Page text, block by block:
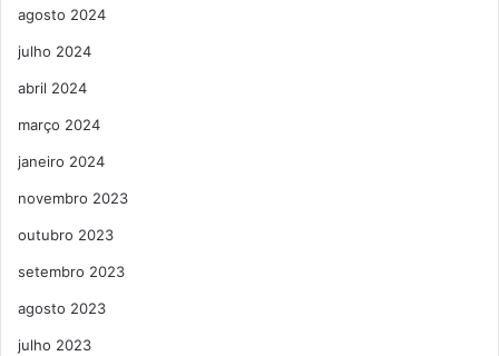
agosto 2024
julho 2024
abril 2024
março 2024
janeiro 2024
novembro 2023
outubro 2023
setembro 2023
agosto 2023
julho 2023